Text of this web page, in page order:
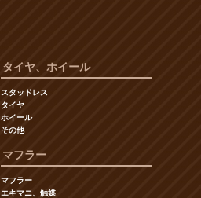
タイヤ、ホイール
スタッドレス
タイヤ
ホイール
その他
マフラー
マフラー
エキマニ、触媒